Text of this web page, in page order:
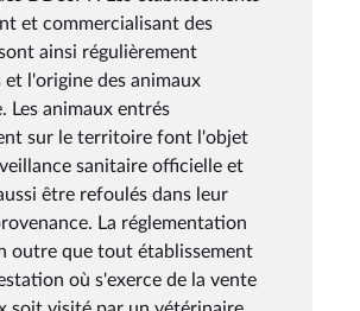
et commercialisant des
ainsi régulièrement
et l'origine des animaux
Les animaux entrés
sur le territoire font l'objet
sanitaire officielle et
être refoulés dans leur
La réglementation
outre que tout établissement
où s'exerce de la vente